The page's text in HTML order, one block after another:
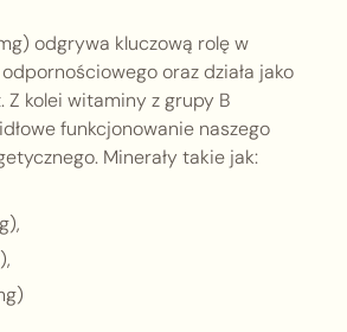
odgrywa kluczową rolę w
oraz działa jako
kolei witaminy z grupy B
funkcjonowanie naszego
Minerały takie jak: